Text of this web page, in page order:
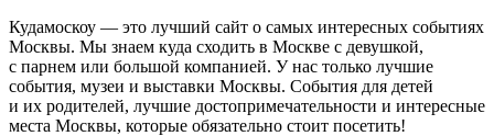
Кудамоскоу — это лучший сайт о самых интересных событиях
Москвы. Мы знаем куда сходить в Москве с девушкой,
с парнем или большой компанией. У нас только лучшие
события, музеи и выставки Москвы. События для детей
и их родителей, лучшие достопримечательности и интересные
места Москвы, которые обязательно стоит посетить!